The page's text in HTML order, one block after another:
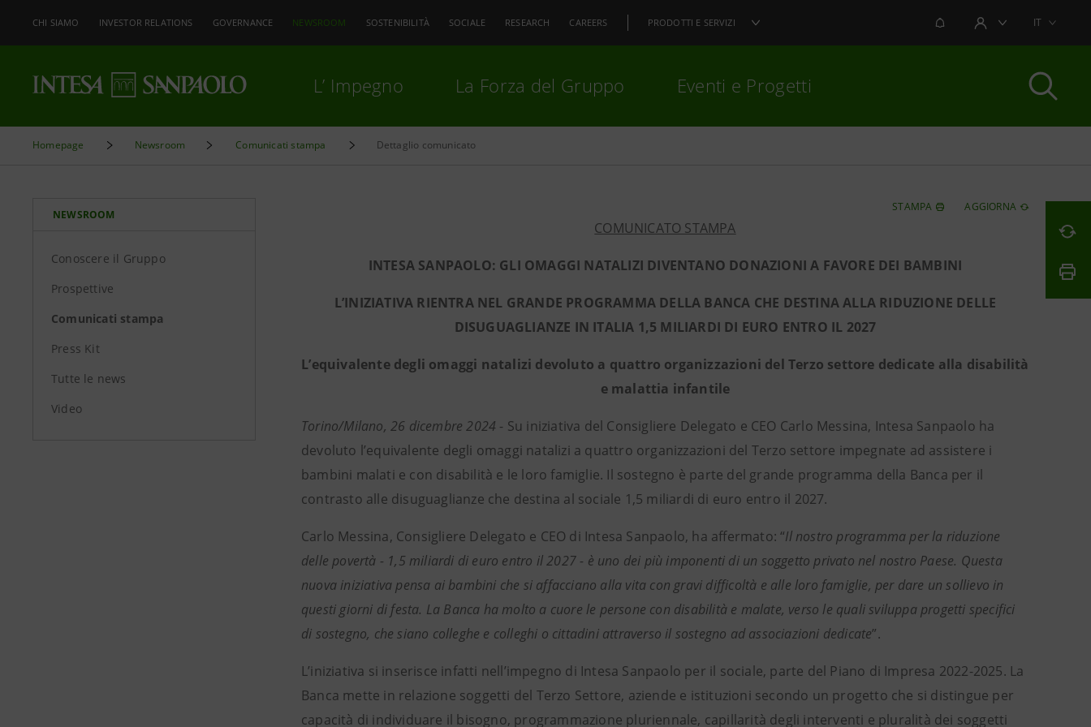
CHI SIAMO INVESTOR RELATIONS GOVERNANCE NEWSROOM SOSTENIBILITÀ SOCIALE RESEARCH CAREERS PRODOTTI E SERVIZI NOTIFICHEAREA UTENTEIT
L’ Impegno La Forza del Gruppo Eventi e Progetti
Homepage Newsroom Comunicati stampa Dettaglio comunicato
NEWSROOM
Conoscere il Gruppo
Prospettive
Comunicati stampa
Press Kit
Tutte le news
Video
STAMPA AGGIORNA
COMUNICATO STAMPA
INTESA SANPAOLO: GLI OMAGGI NATALIZI DIVENTANO DONAZIONI A FAVORE DEI BAMBINI
L’INIZIATIVA RIENTRA NEL GRANDE PROGRAMMA DELLA BANCA CHE DESTINA ALLA RIDUZIONE DELLE
DISUGUAGLIANZE IN ITALIA 1,5 MILIARDI DI EURO ENTRO IL 2027
L’equivalente degli omaggi natalizi devoluto a quattro organizzazioni del Terzo settore dedicate alla disabilità
e malattia infantile
Torino/Milano, 26 dicembre 2024 - Su iniziativa del Consigliere Delegato e CEO Carlo Messina, Intesa Sanpaolo ha
devoluto l’equivalente degli omaggi natalizi a quattro organizzazioni del Terzo settore impegnate ad assistere i
bambini malati e con disabilità e le loro famiglie. Il sostegno è parte del grande programma della Banca per il
contrasto alle disuguaglianze che destina al sociale 1,5 miliardi di euro entro il 2027.
Carlo Messina, Consigliere Delegato e CEO di Intesa Sanpaolo, ha affermato: “Il nostro programma per la riduzione
delle povertà - 1,5 miliardi di euro entro il 2027 - è uno dei più imponenti di un soggetto privato nel nostro Paese. Questa
nuova iniziativa pensa ai bambini che si affacciano alla vita con gravi difficoltà e alle loro famiglie, per dare un sollievo in
questi giorni di festa. La Banca ha molto a cuore le persone con disabilità e malate, verso le quali sviluppa progetti specifici
di sostegno, che siano colleghe e colleghi o cittadini attraverso il sostegno ad associazioni dedicate”.
L’iniziativa si inserisce infatti nell’impegno di Intesa Sanpaolo per il sociale, parte del Piano di Impresa 2022-2025. La
Banca mette in relazione soggetti del Terzo Settore, aziende e istituzioni secondo un progetto che si distingue per
capacità di individuare il bisogno, programmazione pluriennale, capillarità degli interventi e pluralità dei soggetti